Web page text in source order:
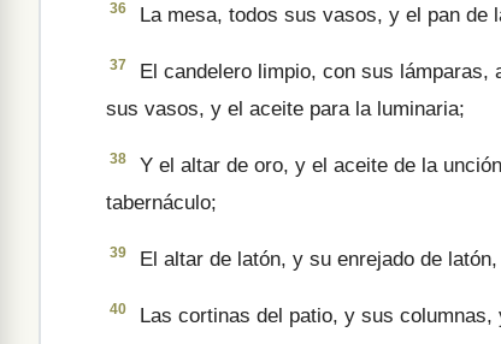
36 La mesa, todos sus vasos, y el pan de
37
El candelero limpio, con sus lámparas,
sus vasos, y el aceite para la lumina­ria;
38
Y el altar de oro, y el aceite de la
tabernáculo;
39 El altar de latón, y su enrejado de
40
Las cortinas del patio, y sus